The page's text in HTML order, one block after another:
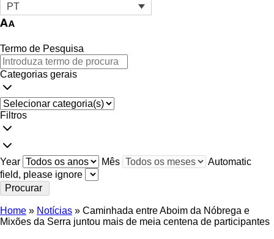
PT
Termo de Pesquisa
Categorias gerais
Filtros
Year Mês
Automatic
field, please ignore
Home » Notícias » Caminhada entre Aboim da Nóbrega e
Mixões da Serra juntou mais de meia centena de participantes